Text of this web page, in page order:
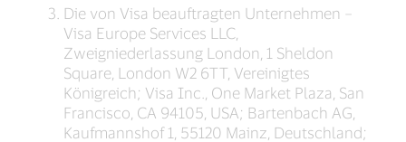
Die von Visa beauftragten Unternehmen –
Visa Europe Services LLC,
Zweigniederlassung London, 1 Sheldon
Square, London W2 6TT, Vereinigtes
Königreich; Visa Inc., One Market Plaza, San
Francisco, CA 94105, USA; Bartenbach AG,
Kaufmannshof 1, 55120 Mainz, Deutschland;